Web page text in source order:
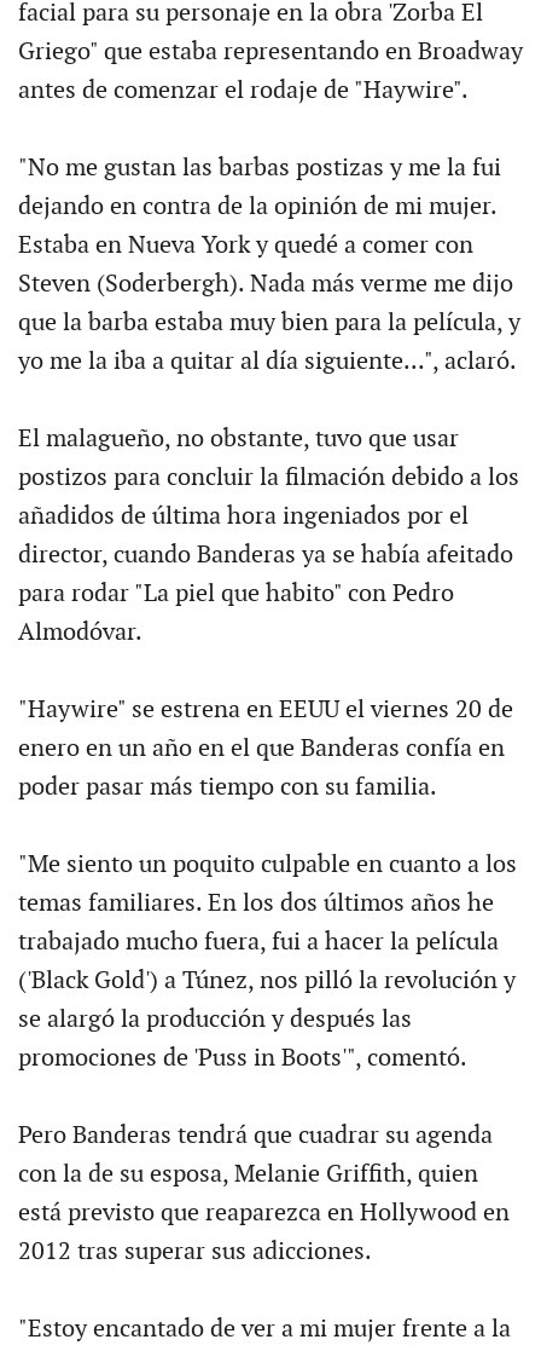
facial para su personaje en la obra 'Zorba El
Griego" que estaba representando en Broadway
antes de comenzar el rodaje de "Haywire".
"No me gustan las barbas postizas y me la fui
dejando en contra de la opinión de mi mujer.
Estaba en Nueva York y quedé a comer con
Steven (Soderbergh). Nada más verme me dijo
que la barba estaba muy bien para la película, y
yo me la iba a quitar al día siguiente...", aclaró.
El malagueño, no obstante, tuvo que usar
postizos para concluir la filmación debido a los
añadidos de última hora ingeniados por el
director, cuando Banderas ya se había afeitado
para rodar "La piel que habito" con Pedro
Almodóvar.
"Haywire" se estrena en EEUU el viernes 20 de
enero en un año en el que Banderas confía en
poder pasar más tiempo con su familia.
"Me siento un poquito culpable en cuanto a los
temas familiares. En los dos últimos años he
trabajado mucho fuera, fui a hacer la película
('Black Gold') a Túnez, nos pilló la revolución y
se alargó la producción y después las
promociones de 'Puss in Boots'", comentó.
Pero Banderas tendrá que cuadrar su agenda
con la de su esposa, Melanie Griffith, quien
está previsto que reaparezca en Hollywood en
2012 tras superar sus adicciones.
"Estoy encantado de ver a mi mujer frente a la